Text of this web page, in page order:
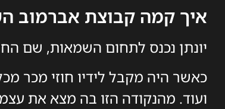
איך קמה קבוצת אברמוב
יונתן נכנס לתחום השמאות, שם
כאשר היה מקבל לידיו חוזי מכר
ועוד. מהנקודה הזו בה מצא את